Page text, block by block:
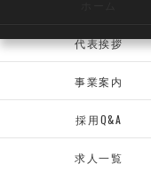
代表挨拶
事業案内
採用Q&A
求人一覧